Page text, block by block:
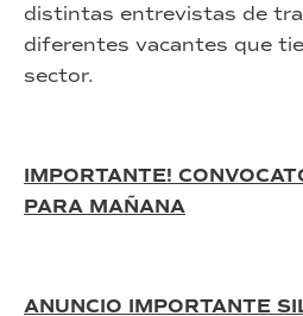
distintas entrevistas de
diferentes vacantes que
sector.
IMPORTANTE!
PARA MAÑANA
ANUNCIO IMPORTANTE